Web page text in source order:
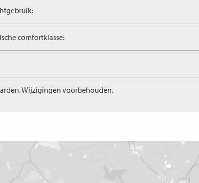
comfortklasse:
Wijzigingen voorbehouden.